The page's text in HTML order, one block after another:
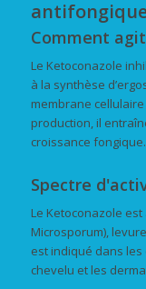
Comment
Le Ketoconazole
à la synthèse
membrane
production, il
croissance fongique.
Spectre
Le Ketoconazole
Microsporum),
est indiqué dans
chevelu et les